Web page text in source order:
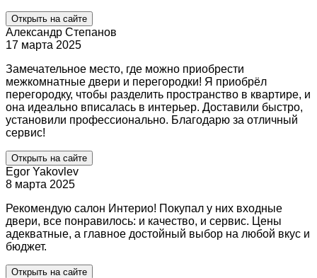
Открыть на сайте
Александр Степанов
17 марта 2025
Замечательное место, где можно приобрести
межкомнатные двери и перегородки! Я приобрёл
перегородку, чтобы разделить пространство в квартире, и
она идеально вписалась в интерьер. Доставили быстро,
установили профессионально. Благодарю за отличный
сервис!
Открыть на сайте
Egor Yakovlev
8 марта 2025
Рекомендую салон Интерио! Покупал у них входные
двери, все понравилось: и качество, и сервис. Цены
адекватные, а главное достойный выбор на любой вкус и
бюджет.
Открыть на сайте